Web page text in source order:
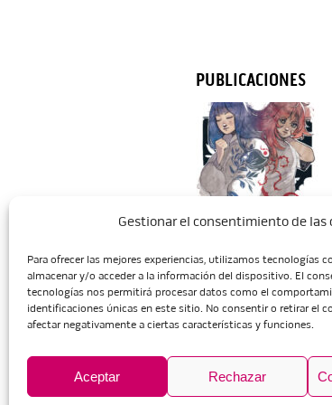
Gestionar el consentimiento de las
Para ofrecer las mejores experiencias, utilizamos tecnologías
almacenar y/o acceder a la información del dispositivo. El
tecnologías nos permitirá procesar datos como el
identificaciones únicas en este sitio. No consentir o retirar el
afectar negativamente a ciertas características y funciones.
Aceptar Rechazar
PUBLICACIONES
Inicio Escuela